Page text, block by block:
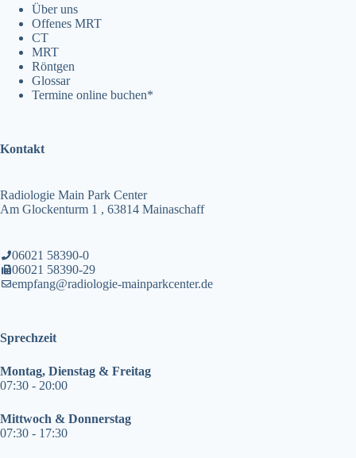
Über uns
Offenes MRT
CT
MRT
Röntgen
Glossar
Termine online buchen*
Kontakt
Radiologie Main Park Center
Am Glockenturm 1 , 63814 Mainaschaff
06021 58390-0
06021 58390-29
empfang@radiologie-mainparkcenter.de
Sprechzeit
Montag, Dienstag & Freitag
07:30 - 20:00
Mittwoch & Donnerstag
07:30 - 17:30